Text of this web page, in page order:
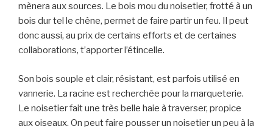
mènera aux sources. Le bois mou du noisetier, frotté à un
bois dur tel le chêne, permet de faire partir un feu. Il peut
donc aussi, au prix de certains efforts et de certaines
collaborations, t’apporter l’étincelle.
Son bois souple et clair, résistant, est parfois utilisé en
vannerie. La racine est recherchée pour la marqueterie.
Le noisetier fait une très belle haie à traverser, propice
aux oiseaux. On peut faire pousser un noisetier un peu à la